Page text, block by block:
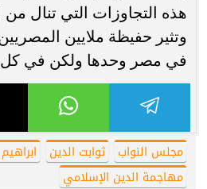
هذه التجاوزات التي تنال
وتثير حفيظة ملايين
في مصر وحدها ولكن في كل
مجلس النواب ثوابت الدين
مهاجمة الدين الإسلامي